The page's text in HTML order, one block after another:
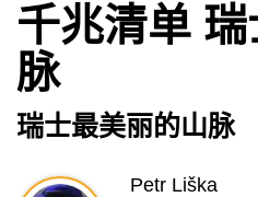
千兆清单
脉
瑞士最美丽的山脉
Petr Liška